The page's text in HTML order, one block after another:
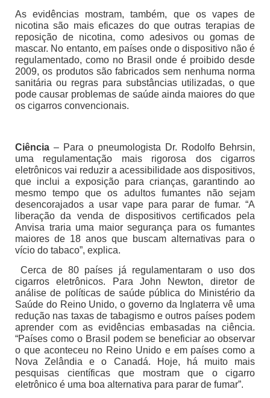
As evidências mostram, também, que os vapes de
nicotina são mais eficazes do que outras terapias de
reposição de nicotina, como adesivos ou gomas de
mascar. No entanto, em países onde o dispositivo não é
regulamentado, como no Brasil onde é proibido desde
2009, os produtos são fabricados sem nenhuma norma
sanitária ou regras para substâncias utilizadas, o que
pode causar problemas de saúde ainda maiores do que
os cigarros convencionais.
Ciência – Para o pneumologista Dr. Rodolfo Behrsin,
uma regulamentação mais rigorosa dos cigarros
eletrônicos vai reduzir a acessibilidade aos dispositivos,
que inclui a exposição para crianças, garantindo ao
mesmo tempo que os adultos fumantes não sejam
desencorajados a usar vape para parar de fumar. “A
liberação da venda de dispositivos certificados pela
Anvisa traria uma maior segurança para os fumantes
maiores de 18 anos que buscam alternativas para o
vício do tabaco”, explica.
Cerca de 80 países já regulamentaram o uso dos
cigarros eletrônicos. Para John Newton, diretor de
análise de políticas de saúde pública do Ministério da
Saúde do Reino Unido, o governo da Inglaterra vê uma
redução nas taxas de tabagismo e outros países podem
aprender com as evidências embasadas na ciência.
“Países como o Brasil podem se beneficiar ao observar
o que aconteceu no Reino Unido e em países como a
Nova Zelândia e o Canadá. Hoje, há muito mais
pesquisas científicas que mostram que o cigarro
eletrônico é uma boa alternativa para parar de fumar”.